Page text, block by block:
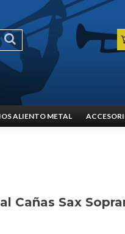
ALIENTO METAL
Cañas Sax